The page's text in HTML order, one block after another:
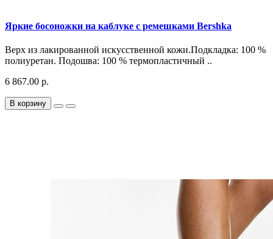
Яркие босоножки на каблуке с ремешками Bershka
Верх из лакированной искусственной кожи.Подкладка: 100 %
полиуретан. Подошва: 100 % термопластичный ..
6 867.00 р.
В корзину